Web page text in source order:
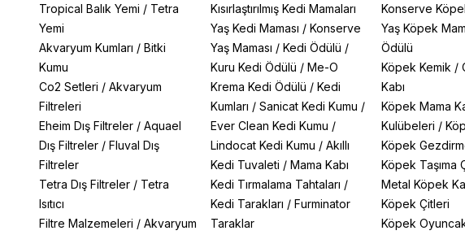
Tropical Balık Yemi / Tetra
Yemi
Akvaryum Kumları / Bitki
Kumu
Co2 Setleri / Akvaryum
Filtreleri
Eheim Dış Filtreler / Aquael
Dış Filtreler / Fluval Dış
Filtreler
Tetra Dış Filtreler / Tetra
Isıtıcı
Filtre Malzemeleri / Akvaryum
Kısırlaştırılmış Kedi Mamaları
Yaş Kedi Maması / Konserve
Yaş Maması / Kedi Ödülü /
Kuru Kedi Ödülü / Me-O
Krema Kedi Ödülü / Kedi
Kumları / Sanicat Kedi Kumu /
Ever Clean Kedi Kumu /
Lindocat Kedi Kumu / Akıllı
Kedi Tuvaleti / Mama Kabı
Kedi Tırmalama Tahtaları /
Kedi Tarakları / Furminator
Taraklar
Konserve
Yaş Köpek
Ödülü
Köpek Kemik /
Kabı
Köpek Mama
Kulübeleri /
Köpek
Köpek Taşıma
Metal Köpek
Köpek Çitleri
Köpek